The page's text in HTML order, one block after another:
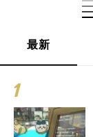
最新